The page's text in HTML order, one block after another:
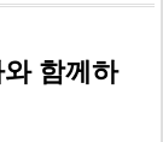
함께하